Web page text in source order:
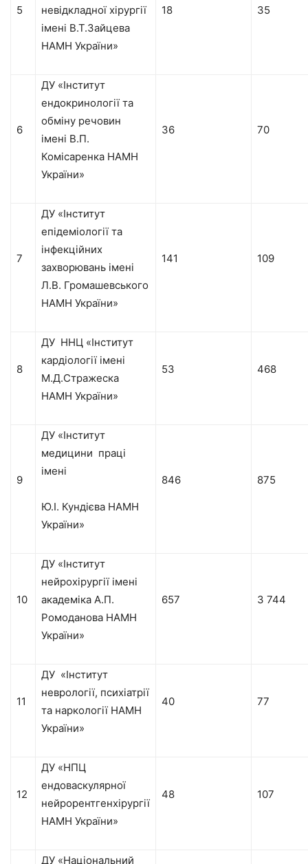
5
невідкладної хірургії
імені В.Т.Зайцева
НАМН України»
18 35
6
ДУ «Інститут
ендокринології та
обміну речовин
імені В.П.
Комісаренка НАМН
України»
36 70
7
ДУ «Інститут
епідеміології та
інфекційних
захворювань імені
Л.В. Громашевського
НАМН України»
141 109
8
ДУ ННЦ «Інститут
кардіології імені
М.Д.Стражеска
НАМН України»
53 468
9
ДУ «Інститут
медицини праці
імені
Ю.І. Кундієва НАМН
України»
846 875
10
ДУ «Інститут
нейрохірургії імені
академіка А.П.
Ромоданова НАМН
України»
657 3 744
11
ДУ «Інститут
неврології, психіатрії
та наркології НАМН
України»
40 77
12
ДУ «НПЦ
ендоваскулярної
нейрорентгенхірургії
НАМН України»
48 107
ДУ «Національний